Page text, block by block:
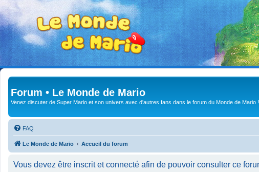
Forum • Le Monde de Mario
Venez discuter de Super Mario et son univers avec d'autres fans dans le forum du Monde de Mario !
FAQ
Le Monde de Mario Accueil du forum
Vous devez être inscrit et connecté afin de pouvoir consulter ce